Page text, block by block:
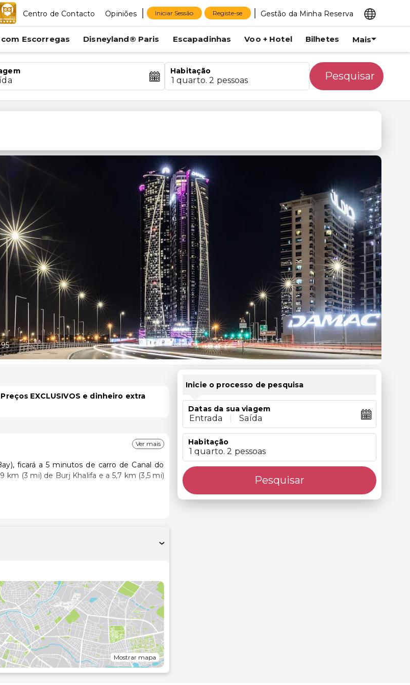
Centro de Contacto Opiniões Iniciar Sessão Registe-se Gestão da Minha Reserva
Escorregas Disneyland® Paris Escapadinhas Voo + Hotel Bilhetes Mais
Habitação
1 quarto. 2 pessoas Pesquisar
95
EXCLUSIVOS e dinheiro extra
Ver mais
ficará a 5 minutos de carro de Canal do
e Smart TV. As camas têm colchões
e um chuveiro fixo.
uma piscina exterior e uma sala de
serviços de concierge e uma loja de
bar/lounge ou no bar junto à piscina.
de limpeza a seco e uma receção aberta
zona para conferências e de 10 salas de
conta com transporte de/para o aeroporto
com motorista grátis no local.
Mostrar mapa
Inicie o processo de pesquisa
Datas da sua viagem
Entrada Saída
Habitação
1 quarto. 2 pessoas
Pesquisar